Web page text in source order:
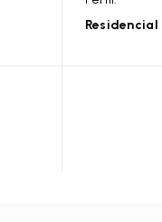
Residencial